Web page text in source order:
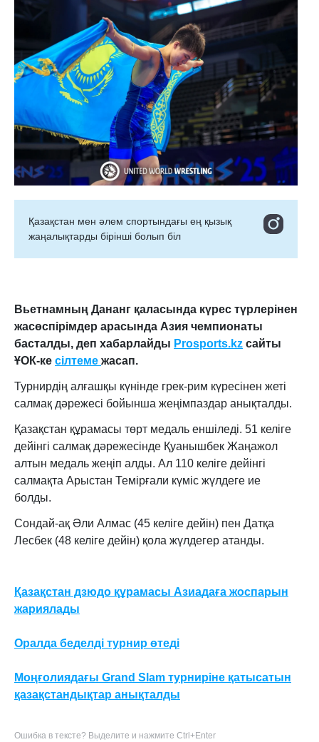
Қазақстан мен әлем спортындағы ең қызық
жаңалықтарды бірінші болып біл
Вьетнамның Дананг қаласында күрес түрлерінен
жасөспірімдер арасында Азия чемпионаты
басталды, деп хабарлайды Prosports.kz сайты
ҰОК-ке сілтеме жасап.
Турнирдің алғашқы күнінде грек-рим күресінен жеті
салмақ дәрежесі бойынша жеңімпаздар анықталды.
Қазақстан құрамасы төрт медаль еншіледі. 51 келіге
дейінгі салмақ дәрежесінде Қуанышбек Жаңажол
алтын медаль жеңіп алды. Ал 110 келіге дейінгі
салмақта Арыстан Темірғали күміс жүлдеге ие
болды.
Сондай-ақ Әли Алмас (45 келіге дейін) пен Датқа
Лесбек (48 келіге дейін) қола жүлдегер атанды.
Қазақстан дзюдо құрамасы Азиадаға жоспарын
жариялады
Оралда беделді турнир өтеді
Моңғолиядағы Grand Slam турниріне қатысатын
қазақстандықтар анықталды
Ошибка в тексте? Выделите и нажмите Ctrl+Enter